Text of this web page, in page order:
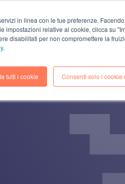
in linea con le tue preferenze.
impostazioni relative ai cookie, clicca su
disabilitati per non compromettere la
.
tutti i cookie Consenti solo i cookie
RESSOURCES ÉTUDE